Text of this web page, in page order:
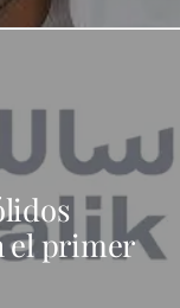
el primer